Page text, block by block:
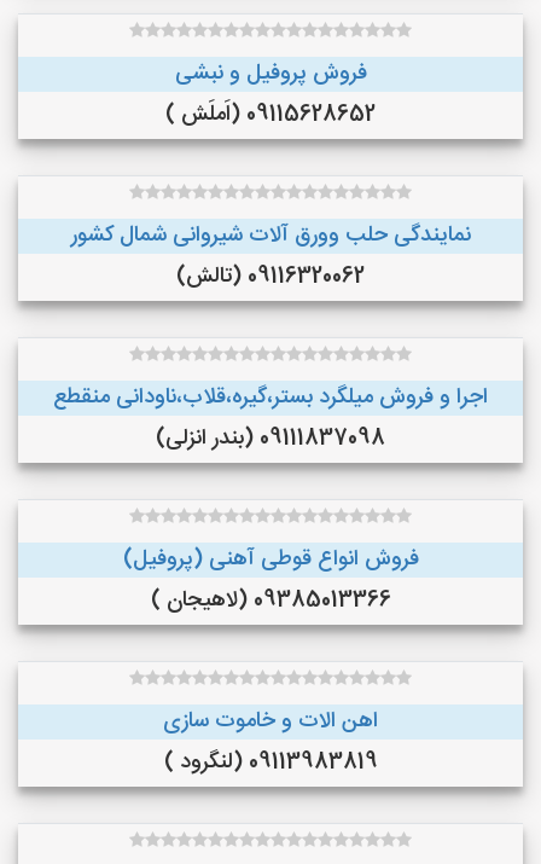
فروش پروفیل و نبشی
09115628652 (اَملَش )
نمایندگی حلب وورق آلات شیروانی شمال کشور
09116320062 (تالش)
اجرا و فروش میلگرد بستر،گیره،قلاب،ناودانی منقطع
09111837098 (بندر انزلی)
فروش انواع قوطی آهنی (پروفیل)
09385013366 (لاهیجان )
اهن الات و خاموت سازی
09113983819 (لنگرود )